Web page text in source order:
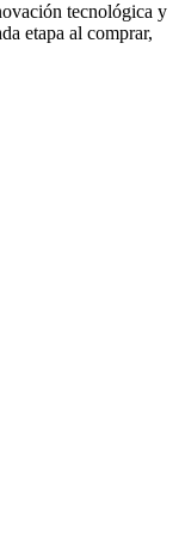
tecnológica y
etapa al comprar,